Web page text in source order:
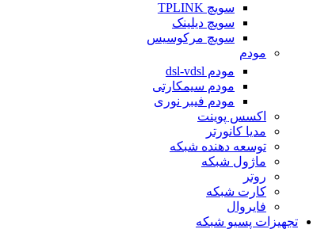
سویچ TPLINK
سویچ دیلینک
سویچ مرکوسیس
مودم
مودم dsl-vdsl
مودم سیمکارتی
مودم فیبر نوری
اکسس پوینت
مدیا کانورتر
توسعه دهنده شبکه
ماژول شبکه
روتر
کارت شبکه
فایروال
تجهیزات پسیو شبکه